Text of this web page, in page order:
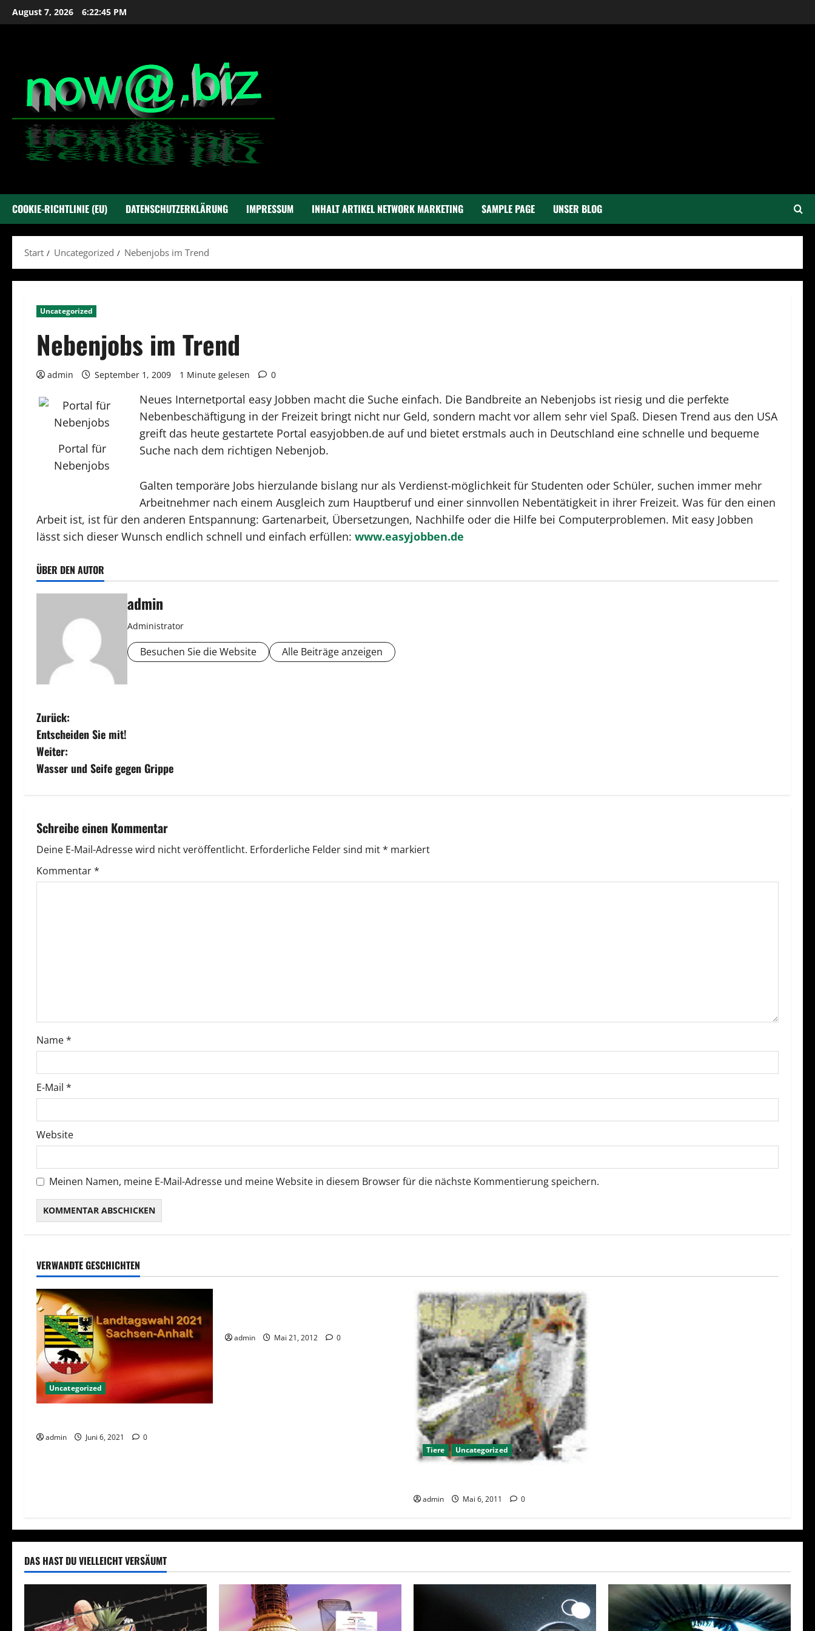
Zum
Inhalt
August 7, 2026 6:22:46 PM
COOKIE-RICHTLINIE (EU) DATENSCHUTZERKLÄRUNG IMPRESSUM INHALT ARTIKEL NETWORK MARKETING SAMPLE PAGE UNSER BLOG
Start Uncategorized Nebenjobs im Trend
Uncategorized
Nebenjobs im Trend
admin September 1, 2009 1 Minute gelesen 0
Portal für
Nebenjobs
Neues Internetportal easy Jobben macht die Suche einfach. Die Bandbreite an Nebenjobs ist riesig und die perfekte
Nebenbeschäftigung in der Freizeit bringt nicht nur Geld, sondern macht vor allem sehr viel Spaß. Diesen Trend aus den USA
greift das heute gestartete Portal easyjobben.de auf und bietet erstmals auch in Deutschland eine schnelle und bequeme
Suche nach dem richtigen Nebenjob.
Galten temporäre Jobs hierzulande bislang nur als Verdienst-möglichkeit für Studenten oder Schüler, suchen immer mehr
Arbeitnehmer nach einem Ausgleich zum Hauptberuf und einer sinnvollen Nebentätigkeit in ihrer Freizeit. Was für den einen
Arbeit ist, ist für den anderen Entspannung: Gartenarbeit, Übersetzungen, Nachhilfe oder die Hilfe bei Computerproblemen. Mit easy Jobben
lässt sich dieser Wunsch endlich schnell und einfach erfüllen: www.easyjobben.de
ÜBER DEN AUTOR
admin
Administrator
Besuchen Sie die Website Alle Beiträge anzeigen
B
e
i
r
a
g
g
a
t
i
o
n
Zurück:
Entscheiden Sie mit!
Weiter:
Wasser und Seife gegen Grippe
Schreibe einen Kommentar
Deine E-Mail-Adresse wird nicht veröffentlicht. Erforderliche Felder sind mit* markiert
Kommentar*
Name*
E-Mail *
Website
Meinen Namen, meine E-Mail-Adresse und meine Website in diesem Browser für die nächste Kommentierung speichern.
VERWANDTE GESCHICHTEN
Uncategorized
admin Juni 6, 2021 0
admin Mai 21, 2012 0
Tiere Uncategorized
admin Mai 6, 2011 0
DAS HAST DU VIELLEICHT VERSÄUMT